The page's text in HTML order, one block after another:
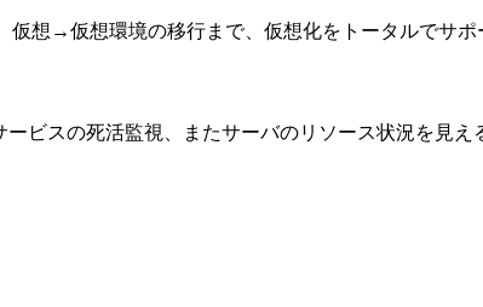
想→仮想環境の移行まで、仮想化をトータルでサ
ビスの死活監視、またサーバのリソース状況を見